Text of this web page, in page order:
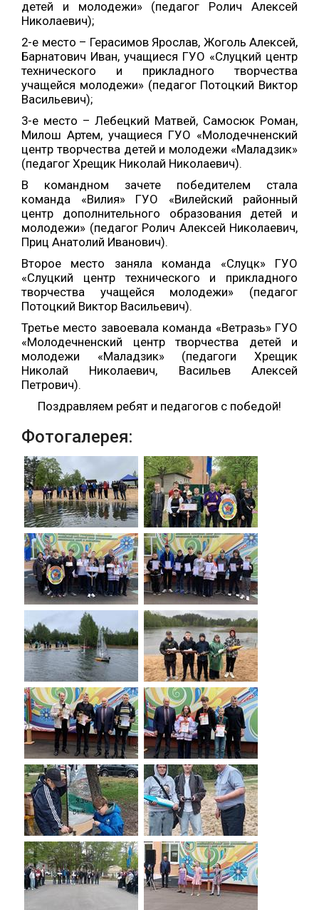
детей и молодежи» (педагог Ролич Алексей
Николаевич);
2-е место – Герасимов Ярослав, Жоголь Алексей,
Барнатович Иван, учащиеся ГУО «Слуцкий центр
технического и прикладного творчества
учащейся молодежи» (педагог Потоцкий Виктор
Васильевич);
3-е место – Лебецкий Матвей, Самосюк Роман,
Милош Артем, учащиеся ГУО «Молодечненский
центр творчества детей и молодежи «Маладзик»
(педагог Хрещик Николай Николаевич).
В командном зачете победителем стала
команда «Вилия» ГУО «Вилейский районный
центр дополнительного образования детей и
молодежи» (педагог Ролич Алексей Николаевич,
Приц Анатолий Иванович).
Второе место заняла команда «Слуцк» ГУО
«Слуцкий центр технического и прикладного
творчества учащейся молодежи» (педагог
Потоцкий Виктор Васильевич).
Третье место завоевала команда «Ветразь» ГУО
«Молодечненский центр творчества детей и
молодежи «Маладзик» (педагоги Хрещик
Николай Николаевич, Васильев Алексей
Петрович).
Поздравляем ребят и педагогов с победой!
Фотогалерея: